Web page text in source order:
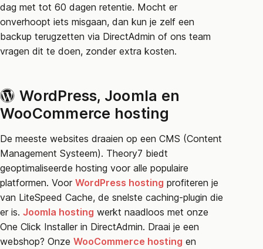
dag met tot 60 dagen retentie. Mocht er
onverhoopt iets misgaan, dan kun je zelf een
backup terugzetten via DirectAdmin of ons team
vragen dit te doen, zonder extra kosten.
WordPress, Joomla en
WooCommerce hosting
De meeste websites draaien op een CMS (Content
Management Systeem). Theory7 biedt
geoptimaliseerde hosting voor alle populaire
platformen. Voor WordPress hosting profiteren je
van LiteSpeed Cache, de snelste caching-plugin die
er is. Joomla hosting werkt naadloos met onze
One Click Installer in DirectAdmin. Draai je een
webshop? Onze WooCommerce hosting en